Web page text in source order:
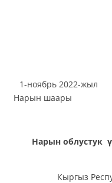
1-
Нарын шаары
Нарын облустук
Кыргыз